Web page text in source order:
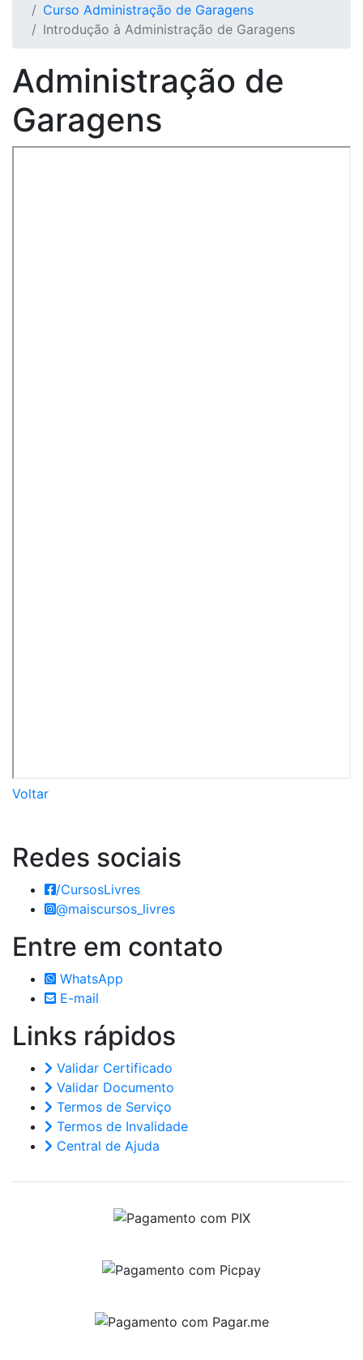
Curso Administração de Garagens
Introdução à Administração de Garagens
Administração de
Garagens
Voltar
Redes sociais
/CursosLivres
@maiscursos_livres
Entre em contato
WhatsApp
E-mail
Links rápidos
Validar Certificado
Validar Documento
Termos de Serviço
Termos de Invalidade
Central de Ajuda